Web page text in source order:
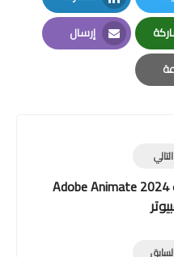
LinkedIn
إرسال
Email
تحميل برنامج ادوبي انيميت 2024 Adobe Animate